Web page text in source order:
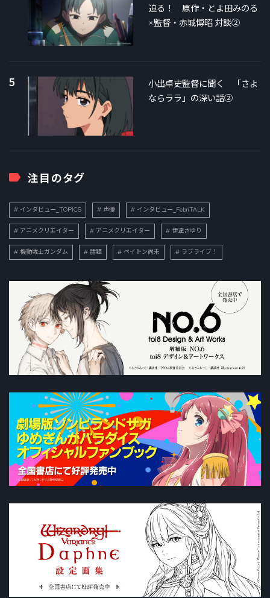
迫る！ 原作・とよ田みのる
×監督・赤城博昭 対談②
5
小出卓史監督に聞く 「さよ
ならララ」の深い話②
注目のタグ
インタビュー_TOPICS 声優 インタビュー_FebriTALK
アニメクリエイター アニメクリエイター 伊達さゆり
機動戦士ガンダム 話題 ペイトン尚未 ラブライブ！